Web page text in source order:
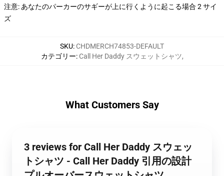
注意: あなたのパーカーのサギーが上に行くように起こる場合 2 サイ
ズ
SKU: CHDMERCH74853-DEFAULT
カテゴリー: Call Her Daddy スウェットシャツ,
What Customers Say
3 reviews for Call Her Daddy スウェッ
トシャツ - Call Her Daddy 引用の設計